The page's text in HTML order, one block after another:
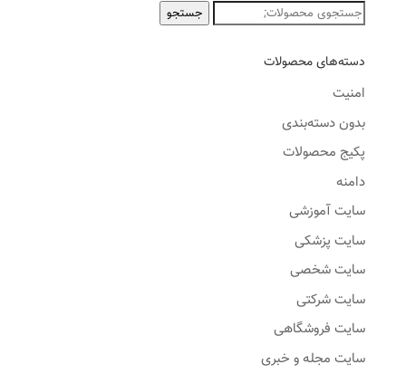
جستجو
جستجو
دسته‌های محصولات
امنیت
بدون دسته‌بندی
پکیج محصولات
دامنه
سایت آموزشی
سایت پزشکی
سایت شخصی
سایت شرکتی
سایت فروشگاهی
سایت مجله و خبری